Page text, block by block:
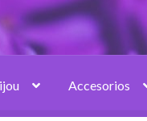
Accesorios